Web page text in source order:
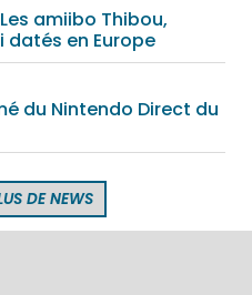
amiibo Thibou,
datés en Europe
du Nintendo Direct du
DE NEWS